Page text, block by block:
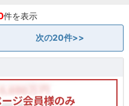
件を表示
次の20件>>